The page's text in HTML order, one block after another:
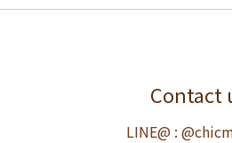
Contact
LINE@ :